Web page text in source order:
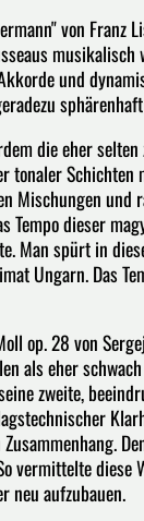
von Franz
und
die eher
tonaler
Mischungen
Tempo dieser
Man spürt in
Ungarn. Das
op. 28 von
als eher
zweite,
vermittelte
neu aufzubauen.